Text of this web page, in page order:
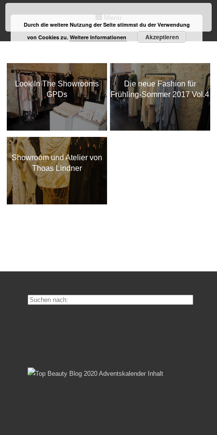
Menü
Look In The Showrooms
GPDs
Die neue Fashion für
Frühling-Sommer 2017 Vol.4
Showroom und Atelier von
Thoas Lindner
Durch die weitere Nutzung der Seite stimmst du der Verwendung
von Cookies zu.Weitere Informationen Akzeptieren